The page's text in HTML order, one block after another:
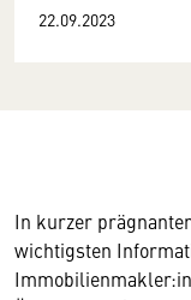
22.09.2023
In kurzer
wichtigsten